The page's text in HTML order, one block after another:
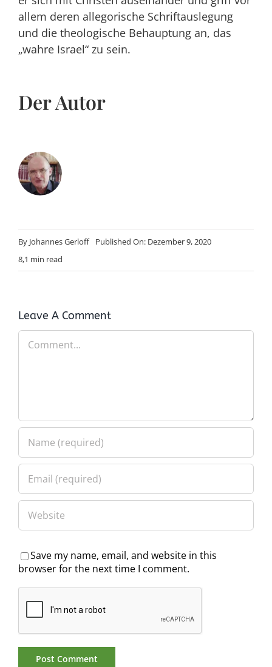
allem deren allegorische Schriftauslegung
und die theologische Behauptung an, das
„wahre Israel“ zu sein.
Der Autor
By Johannes Gerloff
Published On: Dezember 9, 2020
8,1 min read
Leave A Comment
Comment
Save my name, email, and website in this
browser for the next time I comment.